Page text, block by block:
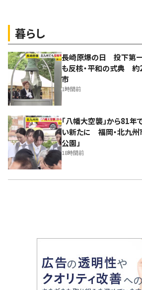
暮らし
長崎原爆の日 投下第一
も反核・平和の式典
市
1時間前
「八幡大空襲」から81
い新たに 福岡・北九州
公園」
18時間前